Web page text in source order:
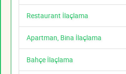
Restaurant İlaçlama
Apartman, Bina İlaçlama
Bahçe İlaçlama